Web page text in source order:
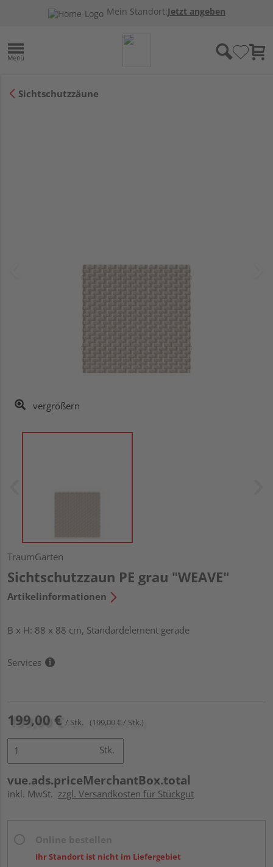
Mein Standort:Jetzt angeben
Sichtschutzzäune
vergrößern
TraumGarten
Sichtschutzzaun PE grau "WEAVE"
Artikelinformationen
B x H: 88 x 88 cm, Standardelement gerade
Services
199,00 € / Stk. (199,00 € / Stk.)
Stk.
vue.ads.priceMerchantBox.total
inkl. MwSt. zzgl. Versandkosten für Stückgut
Ihr Standort ist nicht im Liefergebiet